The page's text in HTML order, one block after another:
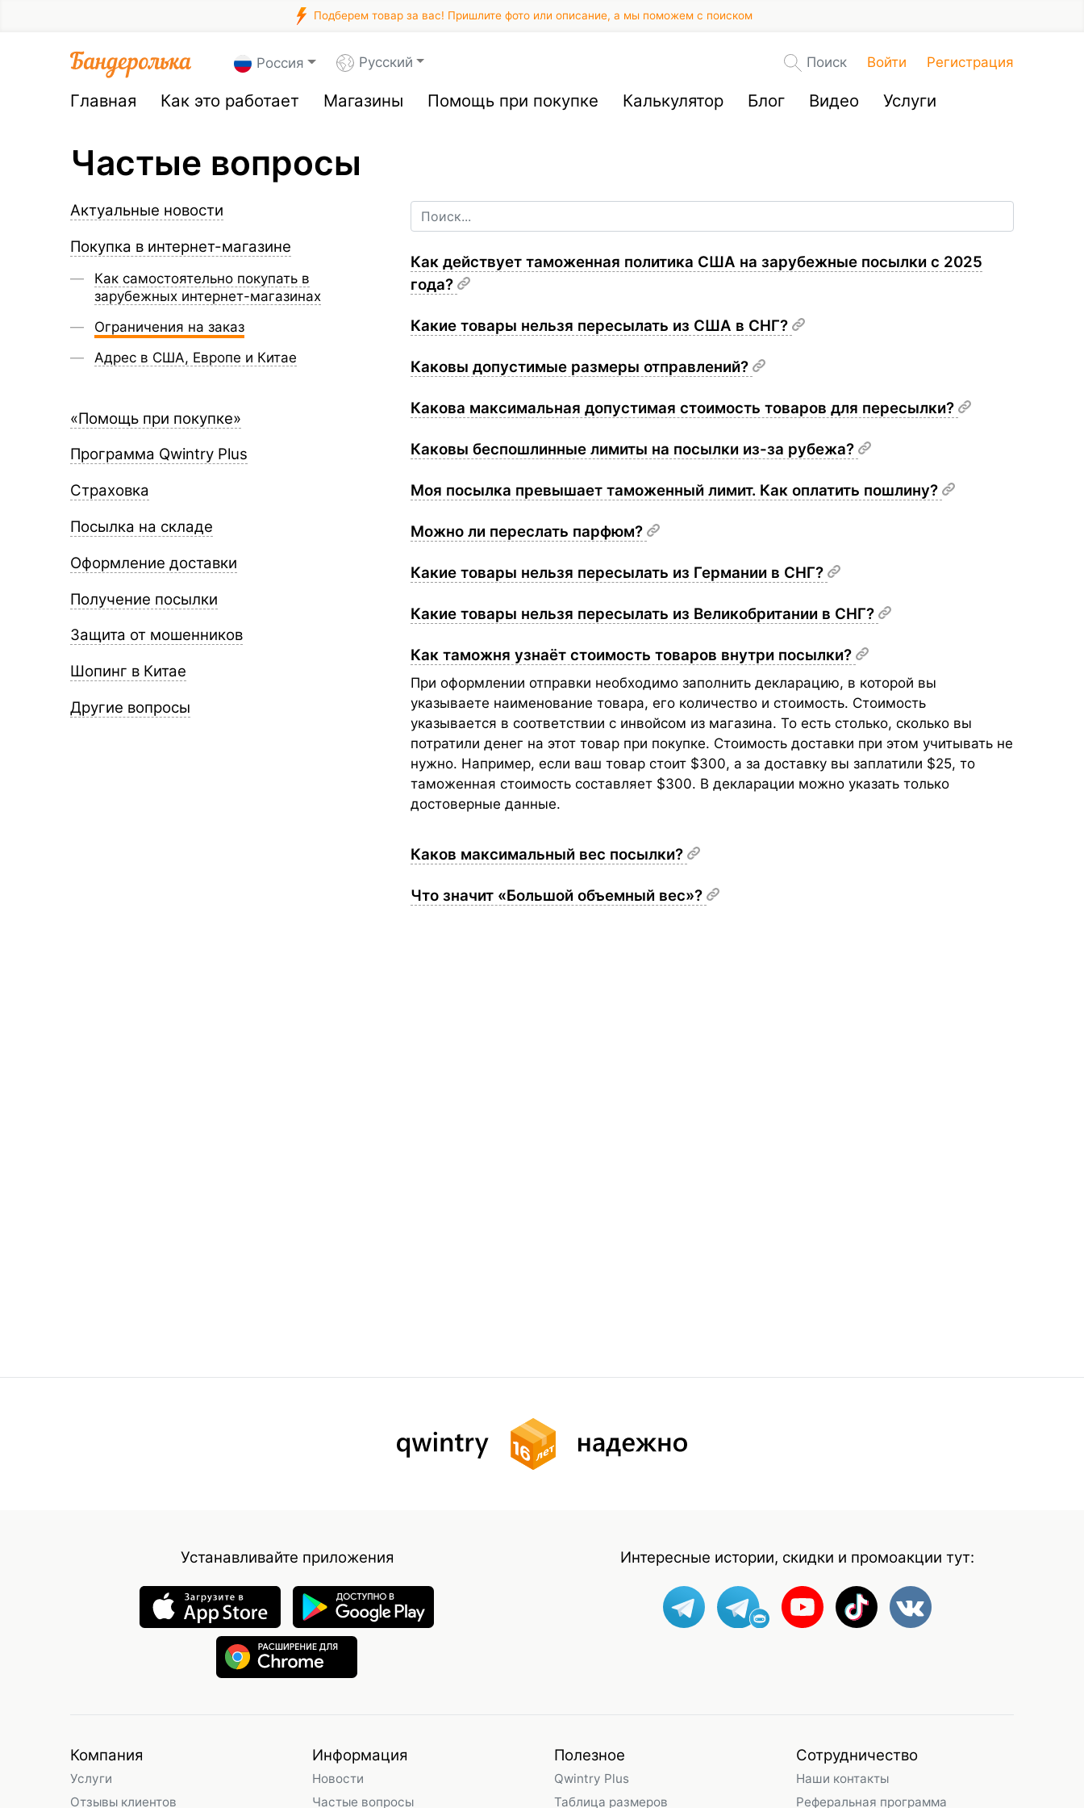
Подберем товар за вас! Пришлите фото или описание, а мы поможем с поиском
Россия Русский Поиск Войти Регистрация
Главная Как это работает Магазины Помощь при покупке Калькулятор Блог Видео Услуги
Частые вопросы
Актуальные новости
Покупка в интернет-магазине
Как самостоятельно покупать в
зарубежных интернет-магазинах
Ограничения на заказ
Адрес в США, Европе и Китае
«Помощь при покупке»
Программа Qwintry Plus
Страховка
Посылка на складе
Оформление доставки
Получение посылки
Защита от мошенников
Шопинг в Китае
Другие вопросы
​Как действует таможенная политика США на зарубежные посылки с 2025
года?
Какие товары нельзя пересылать из США в СНГ?
Каковы допустимые размеры отправлений?
Какова максимальная допустимая стоимость товаров для пересылки?
Каковы беспошлинные лимиты на посылки из-за рубежа?
Моя посылка превышает таможенный лимит. Как оплатить пошлину?
Можно ли переслать парфюм?
Какие товары нельзя пересылать из Германии в СНГ?
Какие товары нельзя пересылать из Великобритании в СНГ?
Как таможня узнаёт стоимость товаров внутри посылки?
При оформлении отправки необходимо заполнить декларацию, в которой вы
указываете наименование товара, его количество и стоимость. Стоимость
указывается в соответствии с инвойсом из магазина. То есть столько, сколько вы
потратили денег на этот товар при покупке. Стоимость доставки при этом учитывать не
нужно. Например, если ваш товар стоит $300, а за доставку вы заплатили $25, то
таможенная стоимость составляет $300. В декларации можно указать только
достоверные данные.
Каков максимальный вес посылки?
Что значит «Большой объемный вес»?
Устанавливайте приложения Интересные истории, скидки и промоакции тут:
Компания
Услуги
Отзывы клиентов
Информация
Новости
Частые вопросы
Полезное
Qwintry Plus
Таблица размеров
Сотрудничество
Наши контакты
Реферальная программа